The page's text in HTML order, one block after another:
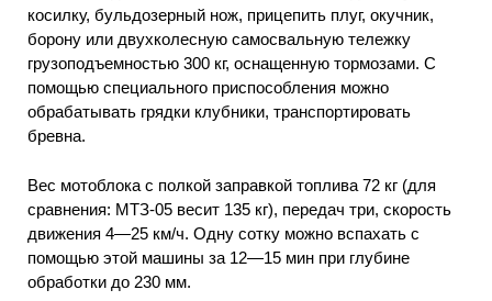
косилку, бульдозерный нож, прицепить плуг, окучник,
борону или двухколесную самосвальную тележку
грузоподъемностью 300 кг, оснащенную тормозами. С
помощью специального приспособления можно
обрабатывать грядки клубники, транспортировать
бревна.
Вес мотоблока с полкой заправкой топлива 72 кг (для
сравнения: МТЗ-05 весит 135 кг), передач три, скорость
движения 4—25 км/ч. Одну сотку можно вспахать с
помощью этой машины за 12—15 мин при глубине
обработки до 230 мм.